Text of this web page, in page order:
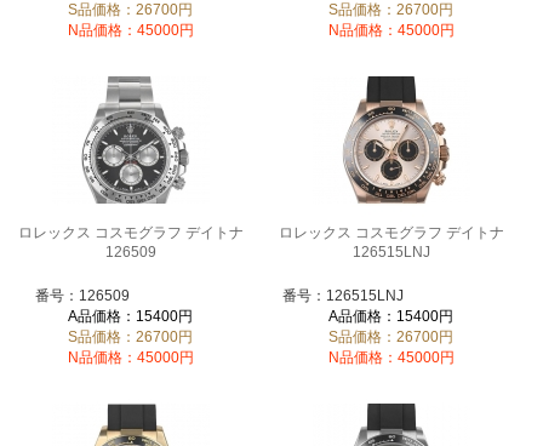
S品価格：26700円
N品価格：45000円
S品価格：26700円
N品価格：45000円
ロレックス コスモグラフ デイトナ
126509
番号：126509
A品価格：15400円
S品価格：26700円
N品価格：45000円
ロレックス コスモグラフ デイトナ
126515LNJ
番号：126515LNJ
A品価格：15400円
S品価格：26700円
N品価格：45000円